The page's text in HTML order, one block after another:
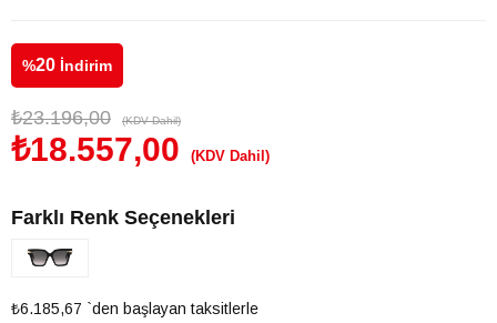
%20 İndirim
₺23.196,00 (KDV Dahil)
₺18.557,00 (KDV Dahil)
Farklı Renk Seçenekleri
₺6.185,67 `den başlayan taksitlerle